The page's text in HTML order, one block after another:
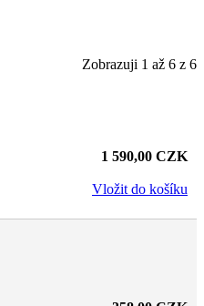
Zobrazuji 1 až 6 z 6
1 590,00 CZK
Vložit do košíku